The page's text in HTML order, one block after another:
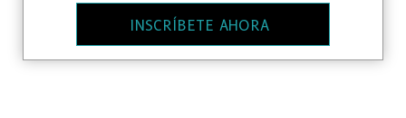
INSCRÍBETE AHORA